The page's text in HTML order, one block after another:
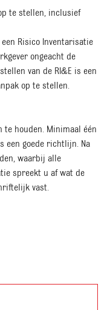
te stellen, inclusief
Risico Inventarisatie
ongeacht de
van de RI&E is een
op te stellen.
houden. Minimaal één
een goede richtlijn. Na
waarbij alle
spreekt u af wat de
vast.